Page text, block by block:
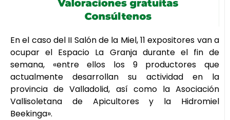
En el caso del II Salón de la Miel, 11 expositores van a
ocupar el Espacio La Granja durante el fin de
semana, «entre ellos los 9 productores que
actualmente desarrollan su actividad en la
provincia de Valladolid, así como la Asociación
Vallisoletana de Apicultores y la Hidromiel
Beekinga».